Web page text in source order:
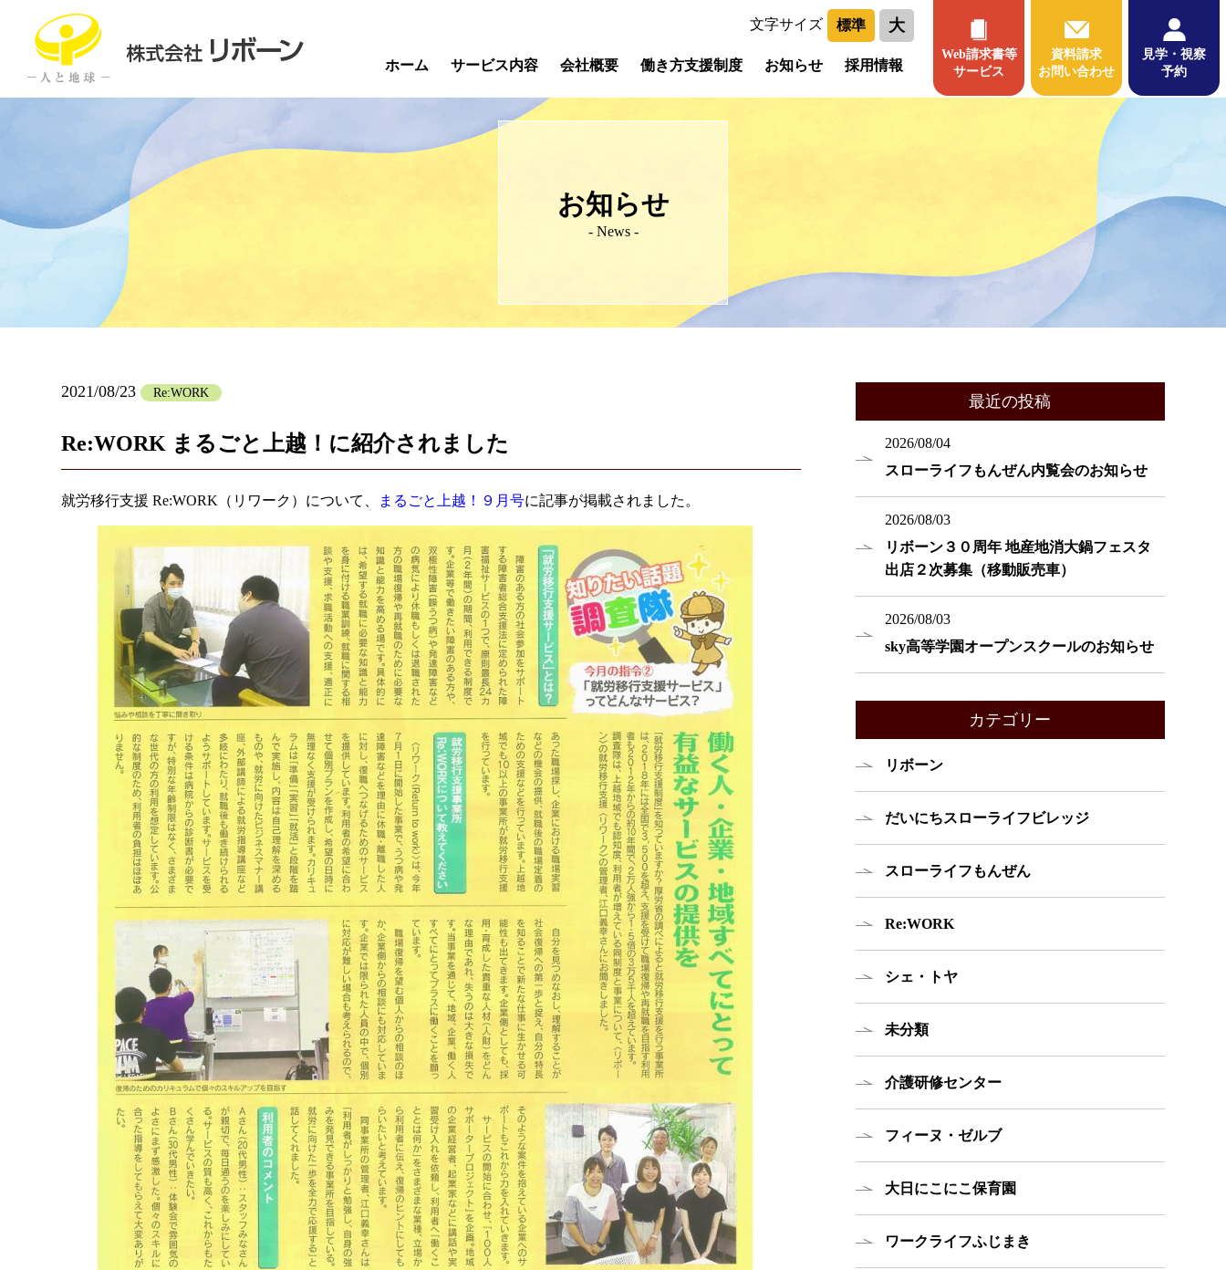
文字サイズ 標準 大
ホーム サービス内容 会社概要 働き方支援制度 お知らせ 採用情報
Web請求書等
サービス
資料請求
お問い合わせ
見学・視察
予約
お知らせ
- News -
2021/08/23 Re:WORK
Re:WORK まるごと上越！に紹介されました
就労移行支援 Re:WORK（リワーク）について、 まるごと上越！９月号に記事が掲載されました。
最近の投稿
2026/08/04
スローライフもんぜん内覧会のお知らせ
2026/08/03
リボーン３０周年 地産地消大鍋フェスタ
出店２次募集（移動販売車）
2026/08/03
sky高等学園オープンスクールのお知らせ
カテゴリー
リボーン
だいにちスローライフビレッジ
スローライフもんぜん
Re:WORK
シェ・トヤ
未分類
介護研修センター
フィーヌ・ゼルブ
大日にこにこ保育園
ワークライフふじまき